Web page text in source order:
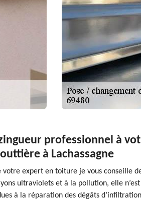
professionnel à
à Lachassagne
expert en toiture je vous conseille
ultraviolets et à la pollution, elle
à la réparation des dégâts